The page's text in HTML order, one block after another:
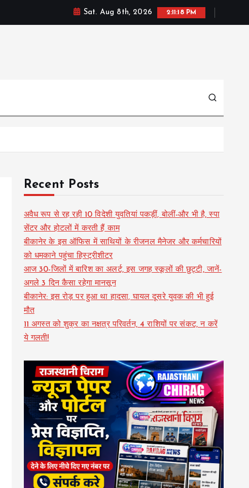
Sat. Aug 8th, 2026 2:11:19 PM
Recent Posts
अवैध रूप से रह रही 10 विदेशी युवतियां पकड़ीं, बोलीं-और भी है, स्पा
सेंटर और होटलों में करती हैं काम
बीकानेर के इस ऑफिस में साथियों के रीजनल मैनेजर और कर्मचारियों
को धमकाने पहुंचा हिस्ट्रीशीटर
आज 30-जिलों में बारिश का अलर्ट, इस जगह स्कूलों की छुट्टी, जानें-
अगले 3 दिन कैसा रहेगा मानसून
बीकानेर: इस रोड़ पर हुआ था हादसा, घायल दूसरे युवक की भी हुई
मौत
11 अगस्त को शुक्र का नक्षत्र परिवर्तन, 4 राशियों पर संकट, न करें
ये गलती!